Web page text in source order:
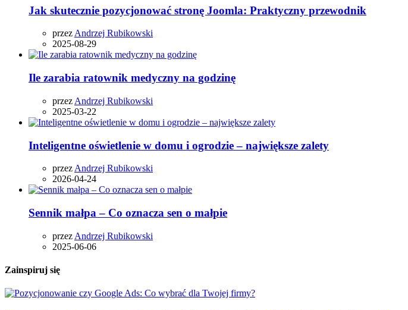
Jak skutecznie pozycjonować stronę Joomla: Praktyczny przewodnik
przez Andrzej Rubikowski
2025-08-29
Ile zarabia ratownik medyczny na godzinę
przez Andrzej Rubikowski
2025-03-22
Inteligentne oświetlenie w domu i ogrodzie – największe zalety
przez Andrzej Rubikowski
2026-04-24
Sennik małpa – Co oznacza sen o małpie
przez Andrzej Rubikowski
2025-06-06
Zainspiruj się